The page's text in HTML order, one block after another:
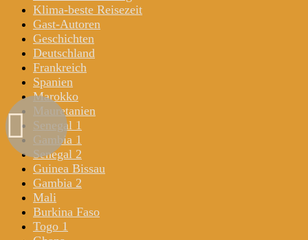
Klima-beste Reisezeit
Gast-Autoren
Geschichten
Deutschland
Frankreich
Spanien
Marokko
Mauretanien
Senegal 1
Gambia 1
Senegal 2
Guinea Bissau
Gambia 2
Mali
Burkina Faso
Togo 1